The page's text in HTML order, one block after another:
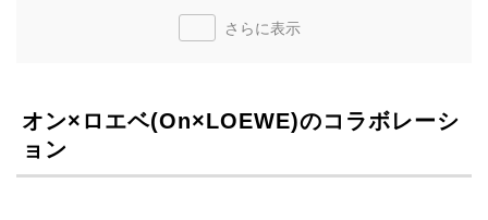
さらに表示
オン×ロエベ(On×LOEWE)のコラボレーシ
ョン